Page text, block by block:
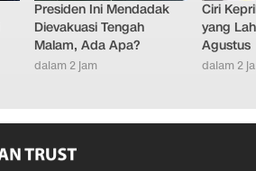
Presiden Ini Mendadak
Dievakuasi Tengah
Malam, Ada Apa?
dalam 2 jam
Ciri
yang
Agustus
dalam 2